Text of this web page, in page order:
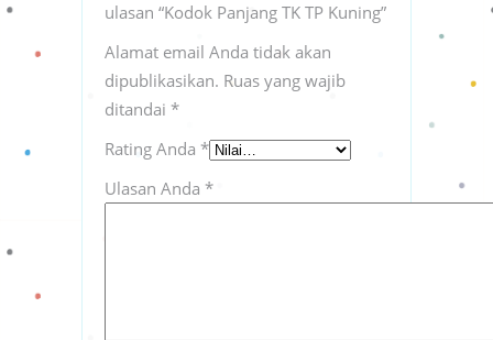
ulasan “Kodok Panjang TK TP Kuning”
Alamat email Anda tidak akan
dipublikasikan. Ruas yang wajib
ditandai *
Rating Anda *
Ulasan Anda *